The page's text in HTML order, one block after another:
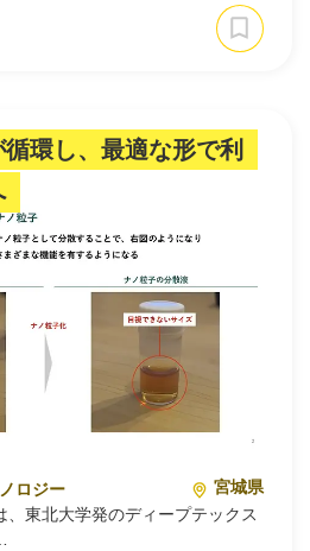
ーマとして、「IoT」と「AI」で
生活の実現を目指して創業いた
環し、最適な形で利
ロジー
宮城県
東北大学発のディープテックス